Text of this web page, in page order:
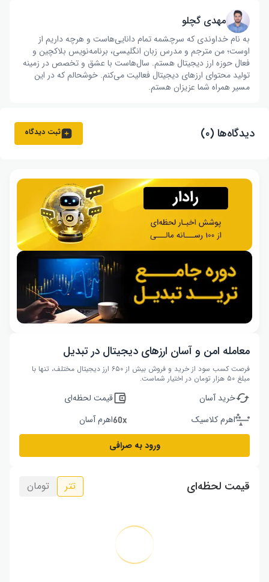
مهدی گچلو
به نام خداوندی که سرچشمه تمام دانایی‌هاست و هرچه داریم از
اوست؛ من مترجم و مدرس زبان انگلیسی، برنامه‌نویس بلاکچین و
فعال حوزه ارز دیجیتال هستم. سال‌هاست با عشق و تخصص در زمینه
تولید محتوای ارزهای دیجیتال فعالیت می‌کنم. خوشحالم که در این
مسیر همراه شما عزیزان هستم.
دیدگاه‌ها (۰) ثبت دیدگاه
معامله امن و آسان ارزهای دیجیتال در تبدیل
فرصت کسب سود از خرید و فروش بیش از ۶۵۰ ارز دیجیتال مختلف، تنها با
مبلغ ۵۰ هزار تومان در اختیار شماست.
خرید آسان
قیمت لحظه‌ای
اهرم کلاسیک
اهرم آسان
ورود به صرافی
قیمت لحظه‌ای تتر تومان